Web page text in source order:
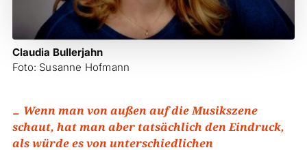
Claudia Bullerjahn
Foto: Susanne Hofmann
Wenn man von außen auf die Musikszene
schaut, hat man aber tatsächlich den Eindruck,
als würde es von unterschiedlichen